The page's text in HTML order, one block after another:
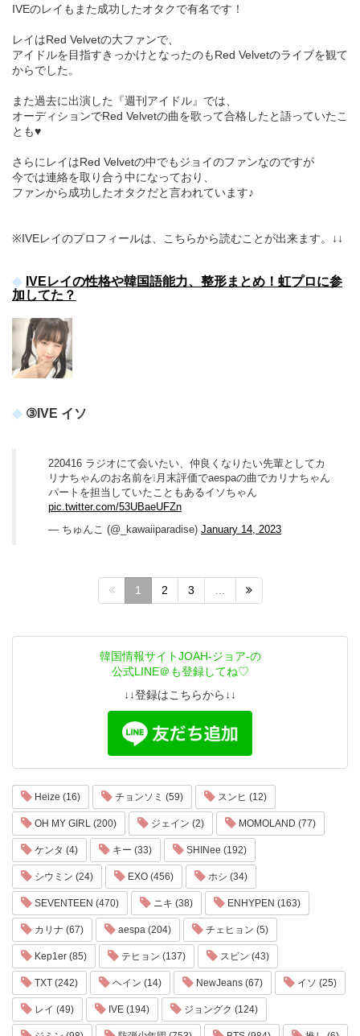
IVEのレイもまた成功したオタクで有名です！
レイはRed Velvetの大ファンで、
アイドルを目指すきっかけとなったのもRed Velvetのライブを観て
からでした。
また過去に出演した『週刊アイドル』では、
オーディションでRed Velvetの曲を歌って合格したと語っていたこ
とも♥
さらにレイはRed Velvetの中でもジョイのファンなのですが
今では連絡を取り合う中になっており、
ファンから成功したオタクだと言われています♪
※IVEレイのプロフィールは、こちらから読むことが出来ます。↓↓
IVEレイの性格や韓国語能力、整形まとめ！虹プロに参
加してた？
③IVE イソ
220416 ラジオにて会いたい、仲良くなりたい先輩としてカ
リナちゃんのお名前を❕月末評価でaespaの曲でカリナちゃん
パートを担当していたこともあるイソちゃん
pic.twitter.com/53UBaeUFZn
— ちゅんこ (@_kawaiiparadise) January 14, 2023
1 2 3
韓国情報サイトJOAH-ジョア-の
公式LINE＠も登録してね♡
↓↓登録はこちらから↓↓
Heize (16) チョンソミ (59) スンヒ (12)
OH MY GIRL (200) ジェイン (2) MOMOLAND (77)
ケンタ (4) キー (33) SHINee (192)
シウミン (24) EXO (456) ホシ (34)
SEVENTEEN (470) ニキ (38) ENHYPEN (163)
カリナ (67) aespa (204) チェヒョン (5)
Kep1er (85) テヒョン (137) スビン (43)
TXT (242) ヘイン (14) NewJeans (67) イソ (25)
レイ (49) IVE (194) ジョングク (124)